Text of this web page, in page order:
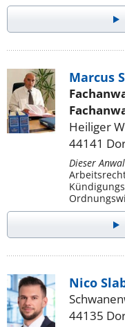
Marcus
Heiliger
44141
Dieser
Nico
44135